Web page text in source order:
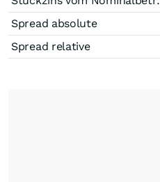
Spread absolute
Spread relative